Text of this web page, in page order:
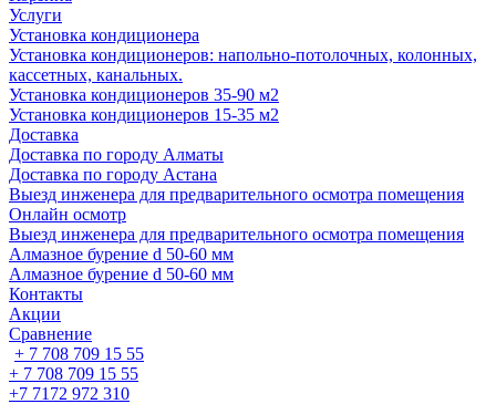
Услуги
Установка кондиционера
Установка кондиционеров: напольно-потолочных, колонных,
кассетных, канальных.
Установка кондиционеров 35-90 м2
Установка кондиционеров 15-35 м2
Доставка
Доставка по городу Алматы
Доставка по городу Астана
Выезд инженера для предварительного осмотра помещения
Онлайн осмотр
Выезд инженера для предварительного осмотра помещения
Алмазное бурение d 50-60 мм
Алмазное бурение d 50-60 мм
Контакты
Акции
Сравнение
+ 7 708 709 15 55
+ 7 708 709 15 55
+7 7172 972 310